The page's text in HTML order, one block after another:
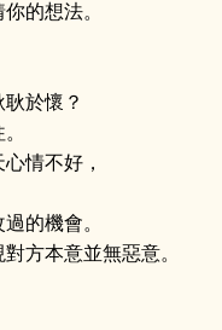
的想法。
於懷？
情不好，
的機會。
方本意並無惡意。